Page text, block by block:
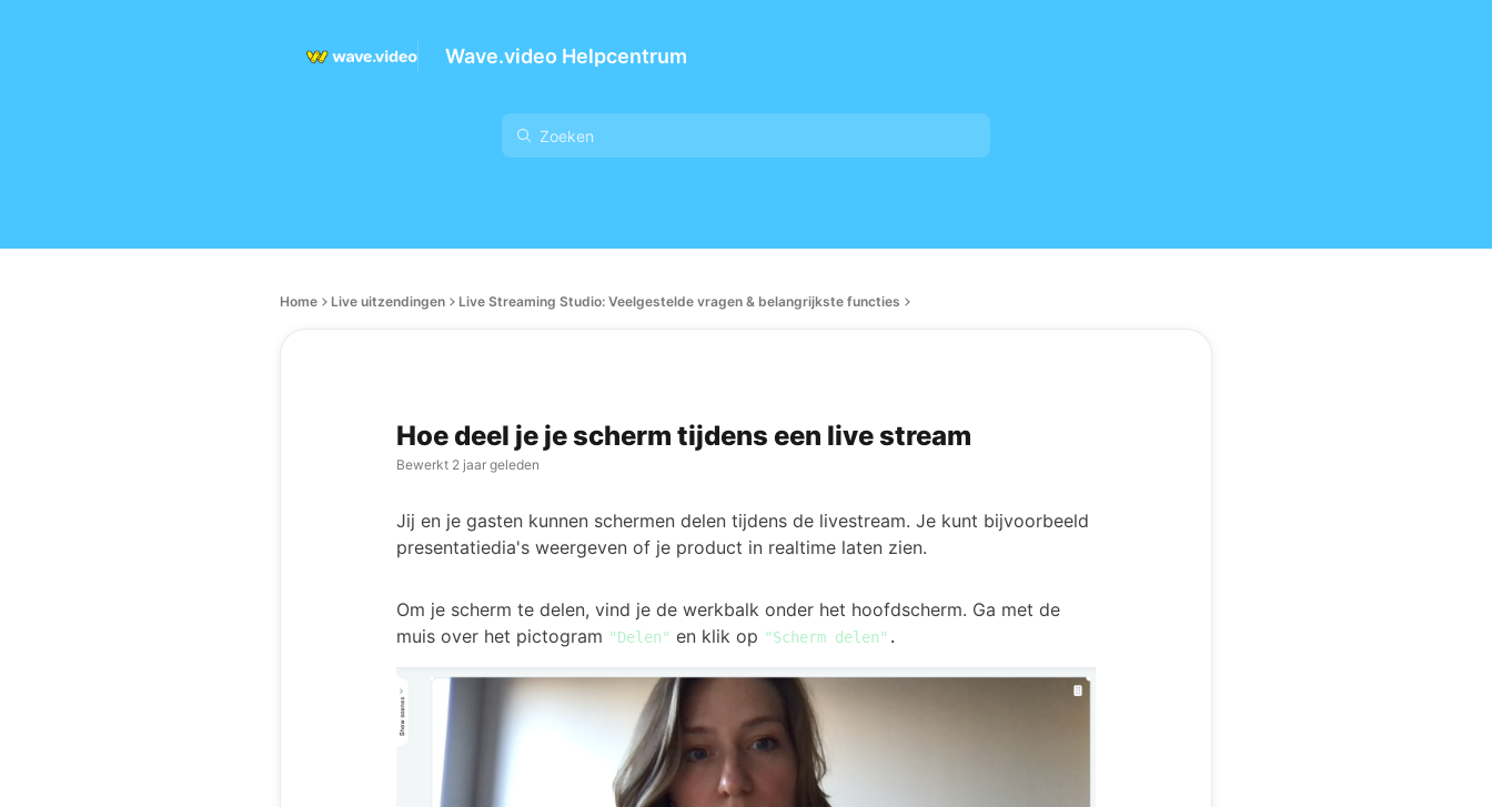
Wave.video Helpcentrum
Home Live uitzendingen Live Streaming Studio: Veelgestelde vragen & belangrijkste functies
Hoe deel je je scherm tijdens een live stream
Bewerkt 2 jaar geleden
Jij en je gasten kunnen schermen delen tijdens de livestream. Je kunt bijvoorbeeld
presentatiedia's weergeven of je product in realtime laten zien.
Om je scherm te delen, vind je de werkbalk onder het hoofdscherm. Ga met de
muis over het pictogram "Delen" en klik op "Scherm delen" .